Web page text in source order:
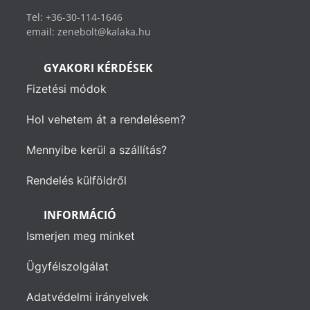
Tel: +36-30-114-1646
email: zenebolt@kalaka.hu
GYAKORI KÉRDÉSEK
Fizetési módok
Hol vehetem át a rendelésem?
Mennyibe kerül a szállítás?
Rendelés külföldről
INFORMÁCIÓ
Ismerjen meg minket
Ügyfélszolgálat
Adatvédelmi irányelvek